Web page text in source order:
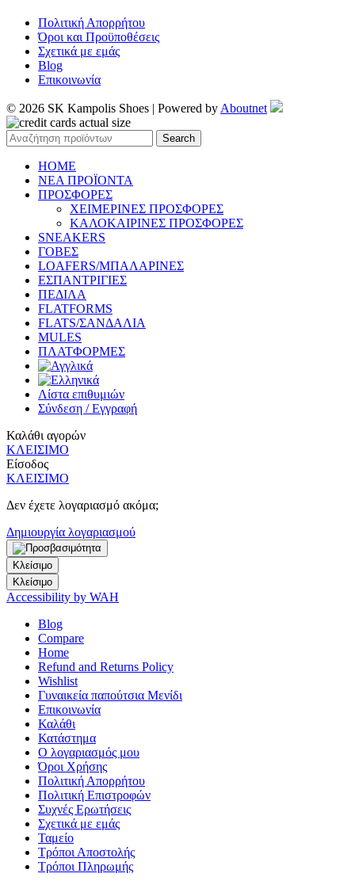
Πολιτική Απορρήτου
Όροι και Προϋποθέσεις
Σχετικά με εμάς
Blog
Επικοινωνία
© 2026 SK Kampolis Shoes | Powered by Aboutnet
Search
HOME
ΝΕΑ ΠΡΟΪΟΝΤΑ
ΠΡΟΣΦΟΡΕΣ
ΧΕΙΜΕΡΙΝΕΣ ΠΡΟΣΦΟΡΕΣ
ΚΑΛΟΚΑΙΡΙΝΕΣ ΠΡΟΣΦΟΡΕΣ
SNEAKERS
ΓΟΒΕΣ
LOAFERS/ΜΠΑΛΑΡΙΝΕΣ
ΕΣΠΑΝΤΡΙΓΙΕΣ
ΠΕΔΙΛΑ
FLATFORMS
FLATS/ΣΑΝΔΑΛΙΑ
MULES
ΠΛΑΤΦΟΡΜΕΣ
Λίστα επιθυμιών
Σύνδεση / Εγγραφή
Καλάθι αγορών
ΚΛΕΙΣΙΜΟ
Είσοδος
ΚΛΕΙΣΙΜΟ
Δεν έχετε λογαριασμό ακόμα;
Δημιουργία λογαριασμού
Κλείσιμο
Κλείσιμο
Accessibility by WAH
Blog
Compare
Home
Refund and Returns Policy
Wishlist
Γυναικεία παπούτσια Μενίδι
Επικοινωνία
Καλάθι
Κατάστημα
Ο λογαριασμός μου
Όροι Χρήσης
Πολιτική Απορρήτου
Πολιτική Επιστροφών
Συχνές Ερωτήσεις
Σχετικά με εμάς
Ταμείο
Τρόποι Αποστολής
Τρόποι Πληρωμής